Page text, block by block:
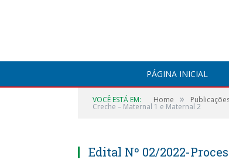
PÁGINA INICIAL
VOCÊ ESTÁ EM: Home »
Creche – Maternal 1 e Maternal 2
Edital Nº 02/2022-